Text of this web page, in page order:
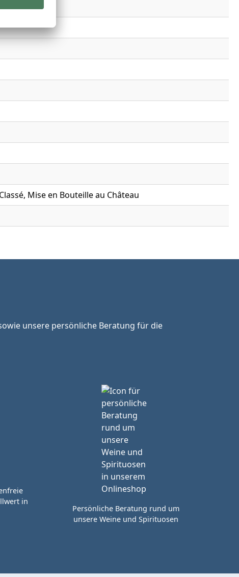
Mise en Bouteille au Château
unsere persönliche Beratung für die
in
Persönliche Beratung rund um
unsere Weine und Spirituosen